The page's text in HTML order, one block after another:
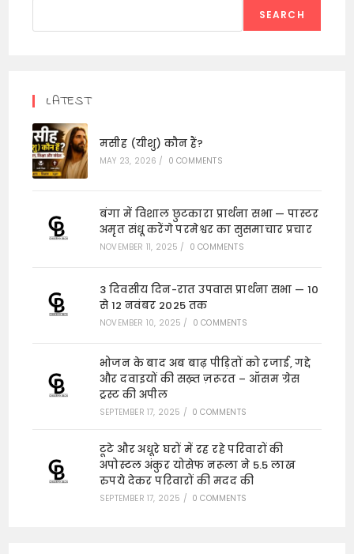
SEARCH
LATEST
मसीह (यीशु) कौन हैं?
MAY 23, 2026 / 0 COMMENTS
बंगा में विशाल छुटकारा प्रार्थना सभा — पास्टर
अमृत संधू करेंगे परमेश्वर का सुसमाचार प्रचार
NOVEMBER 11, 2025 / 0 COMMENTS
3 दिवसीय दिन-रात उपवास प्रार्थना सभा — 10
से 12 नवंबर 2025 तक
NOVEMBER 10, 2025 / 0 COMMENTS
भोजन के बाद अब बाढ़ पीड़ितों को रजाई, गद्दे
और दवाइयों की सख़्त ज़रूरत – ऑसम ग्रेस
ट्रस्ट की अपील
SEPTEMBER 17, 2025 / 0 COMMENTS
टूटे और अधूरे घरों में रह रहे परिवारों की
अपोस्टल अंकुर योसेफ नरूला ने 5.5 लाख
रुपये देकर परिवारों की मदद की
SEPTEMBER 17, 2025 / 0 COMMENTS